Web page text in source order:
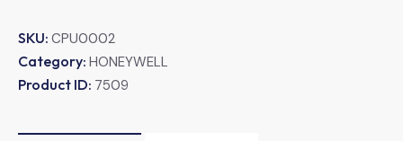
SKU: CPU0002
Category: HONEYWELL
Product ID: 7509